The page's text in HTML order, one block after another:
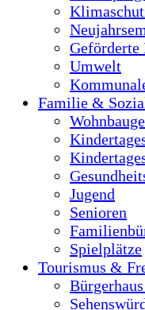
Geförderte
Umwelt
Familie &
Jugend
Senioren
Spielplätze
Tourismus &